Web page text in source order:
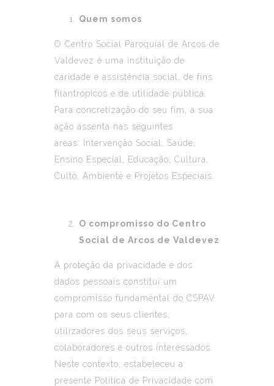
Quem somos
O Centro Social Paroquial de Arcos de
Valdevez é uma instituição de
caridade e assistência social, de fins
filantrópicos e de utilidade pública.
Para concretização do seu fim, a sua
ação assenta nas seguintes
áreas: Intervenção Social, Saúde,
Ensino Especial, Educação, Cultura,
Culto, Ambiente e Projetos Especiais.
O compromisso do Centro
Social de Arcos de Valdevez
A proteção da privacidade e dos
dados pessoais constitui um
compromisso fundamental do CSPAV
para com os seus clientes,
utilizadores dos seus serviços,
colaboradores e outros interessados.
Neste contexto, estabeleceu a
presente Política de Privacidade com